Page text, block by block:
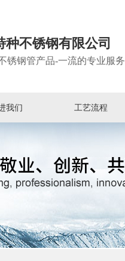
种不锈钢有限公司
锈钢管产品-一流的专业服务
我们 工艺流程